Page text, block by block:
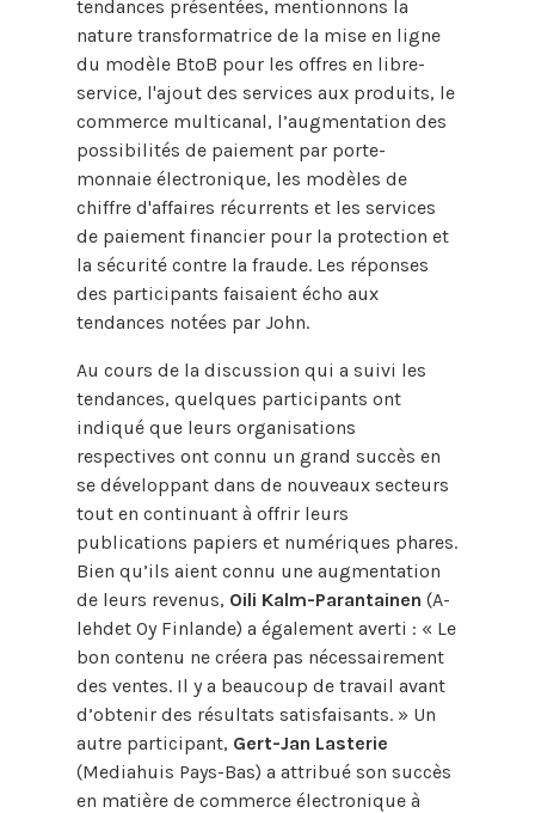
tendances présentées, mentionnons la
nature transformatrice de la mise en ligne
du modèle BtoB pour les offres en libre-
service, l'ajout des services aux produits, le
commerce multicanal, l’augmentation des
possibilités de paiement par porte-
monnaie électronique, les modèles de
chiffre d'affaires récurrents et les services
de paiement financier pour la protection et
la sécurité contre la fraude. Les réponses
des participants faisaient écho aux
tendances notées par John.
Au cours de la discussion qui a suivi les
tendances, quelques participants ont
indiqué que leurs organisations
respectives ont connu un grand succès en
se développant dans de nouveaux secteurs
tout en continuant à offrir leurs
publications papiers et numériques phares.
Bien qu’ils aient connu une augmentation
de leurs revenus, Oili Kalm-Parantainen (A-
lehdet Oy Finlande) a également averti : « Le
bon contenu ne créera pas nécessairement
des ventes. Il y a beaucoup de travail avant
d’obtenir des résultats satisfaisants. » Un
autre participant, Gert-Jan Lasterie
(Mediahuis Pays-Bas) a attribué son succès
en matière de commerce électronique à